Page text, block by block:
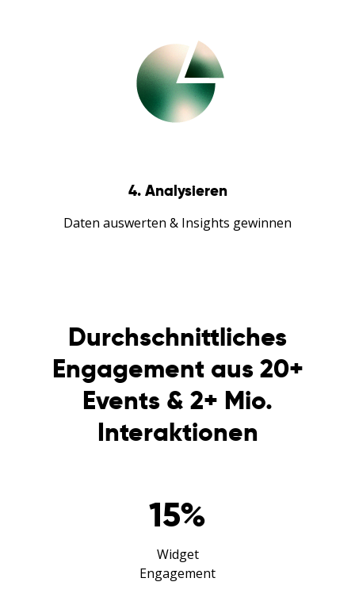
4. Analysieren
Daten auswerten & Insights gewinnen
Durchschnittliches
Engagement aus 20+
Events & 2+ Mio.
Interaktionen
15%
Widget
Engagement